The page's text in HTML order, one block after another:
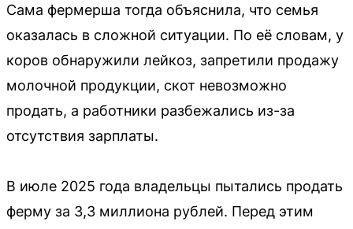
Сама фермерша тогда объяснила, что семья
оказалась в сложной ситуации. По её словам, у
коров обнаружили лейкоз, запретили продажу
молочной продукции, скот невозможно
продать, а работники разбежались из-за
отсутствия зарплаты.
В июле 2025 года владельцы пытались продать
ферму за 3,3 миллиона рублей. Перед этим